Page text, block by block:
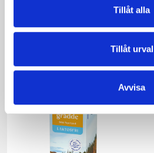
Tillåt alla
Tillåt urval
Avvisa